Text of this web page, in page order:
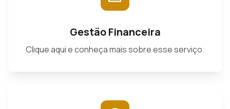
Gestão Financeira
Clique aqui e conheça mais sobre esse serviço.